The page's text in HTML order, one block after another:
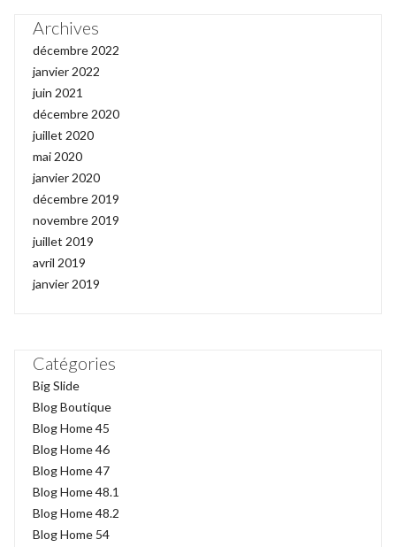
Archives
décembre 2022
janvier 2022
juin 2021
décembre 2020
juillet 2020
mai 2020
janvier 2020
décembre 2019
novembre 2019
juillet 2019
avril 2019
janvier 2019
Catégories
Big Slide
Blog Boutique
Blog Home 45
Blog Home 46
Blog Home 47
Blog Home 48.1
Blog Home 48.2
Blog Home 54